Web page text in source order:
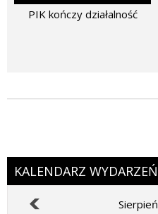
PIK kończy działalność
KALENDARZ WYDARZEŃ
Sierpień